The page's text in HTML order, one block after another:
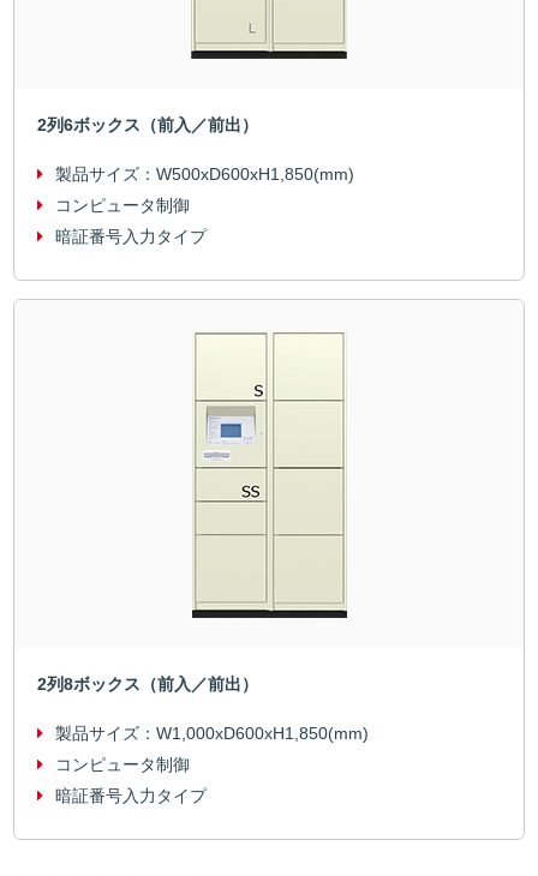
2列6ボックス（前入／前出）
製品サイズ：W500xD600xH1,850(mm)
コンピュータ制御
暗証番号入力タイプ
2列8ボックス（前入／前出）
製品サイズ：W1,000xD600xH1,850(mm)
コンピュータ制御
暗証番号入力タイプ